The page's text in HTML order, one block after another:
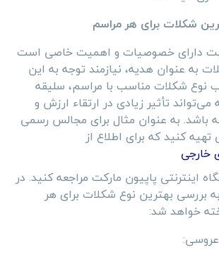
شکلات برای هر مراسم
دارای خصوصیات و اهمیت خاصی است
به عنوان هدیه، نیازمند توجه به این
نوع شکلات مناسب با مراسم، سلیقه
می‌تواند تأثیر زیادی در ارتقاء ارزش و
باشد. به عنوان مثال برای مجالس رسمی
کنید که برای اطلاع از
خارجی
اینترنتی پاپیون مارکت مراجعه کنید. در
بررسی بهترین نوع شکلات برای هر
خواهد شد: